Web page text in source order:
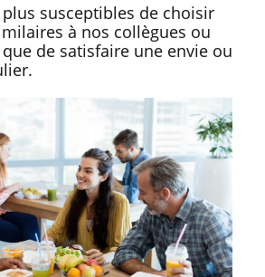
susceptibles de choisir
à nos collègues ou
de satisfaire une envie ou